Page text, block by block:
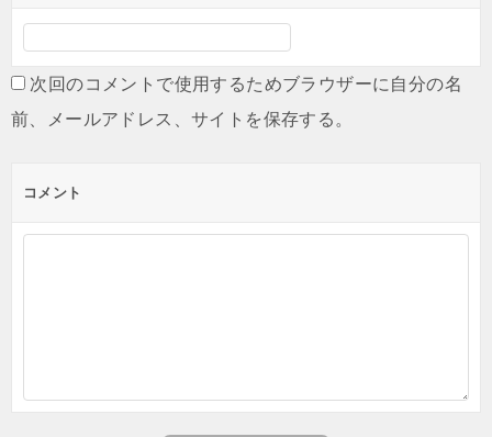
次回のコメントで使用するためブラウザーに自分の名
前、メールアドレス、サイトを保存する。
コメント